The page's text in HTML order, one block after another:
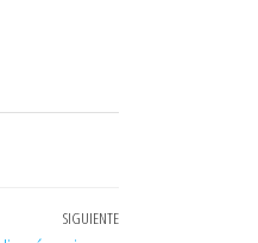
Entrada
SIGUIENTE